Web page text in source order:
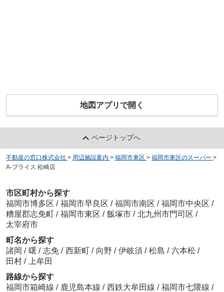
地図アプリで開く
ページトップへ
不動産の窓口株式会社 > 周辺施設案内 > 福岡市東区 > 福岡市東区のスーパー >
A-プライス 松崎店
市区町村から探す
福岡市博多区 / 福岡市早良区 / 福岡市南区 / 福岡市中央区 /
糟屋郡志免町 / 福岡市東区 / 飯塚市 / 北九州市門司区 /
太宰府市
町名から探す
諸岡 / 曙 / 志免 / 西新町 / 向野 / 伊岐須 / 松島 / 六本松 /
田村 /
上牟田
路線から探す
福岡市箱崎線 / 鹿児島本線 / 西鉄大牟田線 / 福岡市七隈線 /